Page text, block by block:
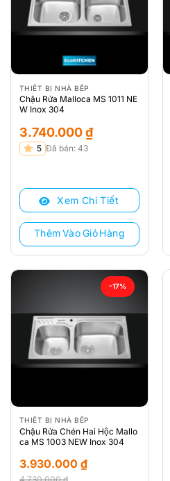
THIẾT BỊ NHÀ BẾP
Chậu Rửa Malloca MS 1011 NE
W Inox 304
3.740.000₫
5 Đã bán: 43
Xem Chi Tiết
Thêm Vào Giỏ Hàng
-17%
THIẾT BỊ NHÀ BẾP
Chậu Rửa Chén Hai Hộc Mallo
ca MS 1003 NEW Inox 304
3.930.000 ₫